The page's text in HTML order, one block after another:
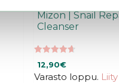
Mizon | Snail
Cleanser
5:stä
12,90€
Varasto loppu.